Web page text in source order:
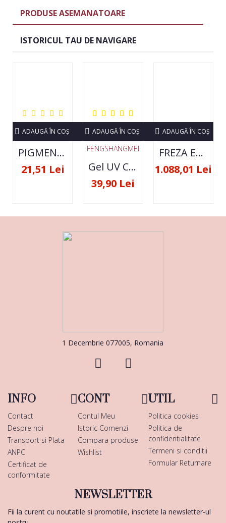
PRODUSE ASEMANATOARE
ISTORICUL TAU DE NAVIGARE
PIGMENT NEON SET 12 CULORI
21,51 Lei
ADAUGĂ ÎN COŞ
FENGSHANGMEI
Gel UV Constructie FSM 50ML - 07
39,90 Lei
ADAUGĂ ÎN COŞ
FREZA ELECTRICA STRONG 210 35000 RPM- ORIGINALA
1.088,01 Lei
ADAUGĂ ÎN COŞ
1 Decembrie 077005, Romania
INFO
Contact
Despre noi
Transport si Plata
ANPC
Certificat de
conformitate
CONT
Contul Meu
Istoric Comenzi
Compara produse
Wishlist
UTIL
Politica cookies
Politica de
confidentialitate
Termeni si conditii
Formular Returnare
NEWSLETTER
Fii la curent cu noutatile si promotiile, inscriete la newsletter-ul